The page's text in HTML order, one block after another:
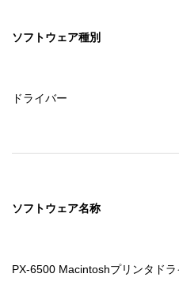
セイコーエプソン株式会社に
ソフトウェア種別
ドライバー
ソフトウェア名称
PX-6500 Macintoshプリンタド